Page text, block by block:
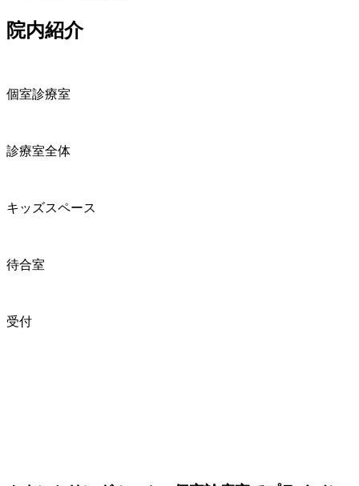
院内紹介
個室診療室
診療室全体
キッズスペース
待合室
受付